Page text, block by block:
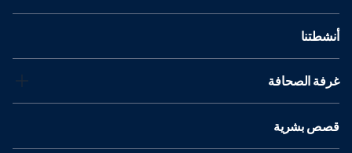
أنشطتنا
غرفة الصحافة
قصص بشرية